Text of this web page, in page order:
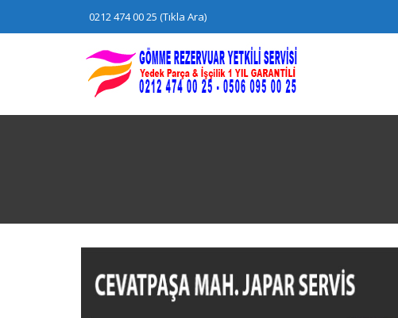
0212 474 00 25 (Tıkla Ara)